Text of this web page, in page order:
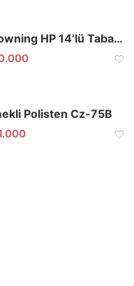
Browning HP 14’lü Tabanca Çift Şarjör
Polisten Cz-75B